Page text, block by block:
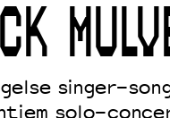
boycot
voor artistieke
singer-
solo-